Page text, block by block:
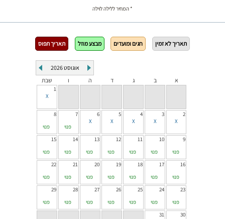
* המחיר ללילה לוילה
תאריך לא זמין חגים ומועדים מבצע מוזל תאריך תפוס
אוגוסט2026
א
ב ג ד ה ו שבת
1
2
3
4
5
6
7
פנוי
8
פנוי
9
פנוי
10
פנוי
11
פנוי
12
פנוי
13
פנוי
14
פנוי
15
פנוי
16
פנוי
17
פנוי
18
פנוי
19
פנוי
20
פנוי
21
פנוי
22
פנוי
23
פנוי
24
פנוי
25
פנוי
26
פנוי
27
פנוי
28
פנוי
29
פנוי
30
31